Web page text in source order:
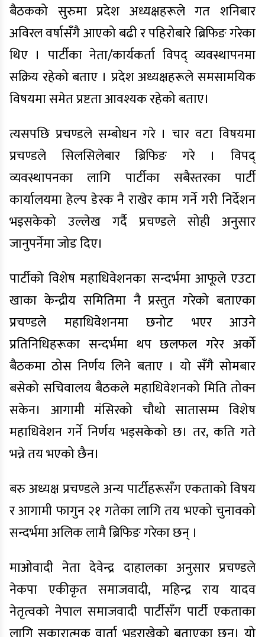
बैठकको सुरुमा प्रदेश अध्यक्षहरूले गत शनिबार
अविरल वर्षासँगै आएको बढी र पहिरोबारे ब्रिफिङ गरेका
थिए । पार्टीका नेता/कार्यकर्ता विपद् व्यवस्थापनमा
सक्रिय रहेको बताए । प्रदेश अध्यक्षहरूले समसामयिक
विषयमा समेत प्रष्टता आवश्यक रहेको बताए।
त्यसपछि प्रचण्डले सम्बोधन गरे । चार वटा विषयमा
प्रचण्डले सिलसिलेबार ब्रिफिङ गरे । विपद्
व्यवस्थापनका लागि पार्टीका सबैस्तरका पार्टी
कार्यालयमा हेल्प डेस्क नै राखेर काम गर्ने गरी निर्देशन
भइसकेको उल्लेख गर्दै प्रचण्डले सोही अनुसार
जानुपर्नेमा जोड दिए।
पार्टीको विशेष महाधिवेशनका सन्दर्भमा आफूले एउटा
खाका केन्द्रीय समितिमा नै प्रस्तुत गरेको बताएका
प्रचण्डले महाधिवेशनमा छनोट भएर आउने
प्रतिनिधिहरूका सन्दर्भमा थप छलफल गरेर अर्को
बैठकमा ठोस निर्णय लिने बताए । यो सँगै सोमबार
बसेको सचिवालय बैठकले महाधिवेशनको मिति तोक्न
सकेन। आगामी मंसिरको चौथो सातासम्म विशेष
महाधिवेशन गर्ने निर्णय भइसकेको छ। तर, कति गते
भन्ने तय भएको छैन।
बरु अध्यक्ष प्रचण्डले अन्य पार्टीहरूसँग एकताको विषय
र आगामी फागुन २१ गतेका लागि तय भएको चुनावको
सन्दर्भमा अलिक लामै ब्रिफिङ गरेका छन् ।
माओवादी नेता देवेन्द्र दाहालका अनुसार प्रचण्डले
नेकपा एकीकृत समाजवादी, महिन्द्र राय यादव
नेतृत्वको नेपाल समाजवादी पार्टीसँग पार्टी एकताका